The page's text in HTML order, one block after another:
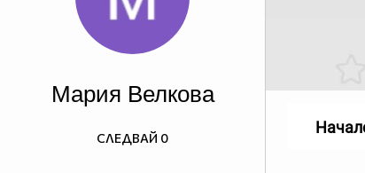
Мария Велкова
СЛЕДВАЙ 0